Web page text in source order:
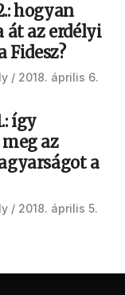
hogyan
az erdélyi
2018. április 6.
így
az
a
2018. április 5.